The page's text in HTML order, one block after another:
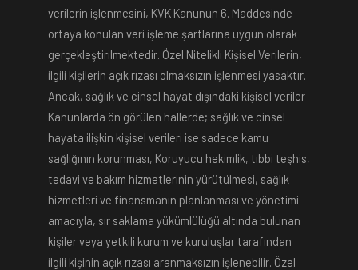
verilerin işlenmesini, KVK Kanunun 6. Maddesinde
ortaya konulan veri işleme şartlarına uygun olarak
gerçekleştirilmektedir. Özel Nitelikli Kişisel Verilerin,
ilgili kişilerin açık rızası olmaksızın işlenmesi yasaktır.
Ancak, sağlık ve cinsel hayat dışındaki kişisel veriler
Kanunlarda ön görülen hallerde; sağlık ve cinsel
hayata ilişkin kişisel verileri ise sadece kamu
sağlığının korunması, Koruyucu hekimlik, tıbbi teşhis,
tedavi ve bakım hizmetlerinin yürütülmesi, sağlık
hizmetleri ve finansmanın planlanması ve yönetimi
amacıyla, sır saklama yükümlülüğü altında bulunan
kişiler veya yetkili kurum ve kuruluşlar tarafından
ilgili kişinin açık rızası aranmaksızın işlenebilir. Özel